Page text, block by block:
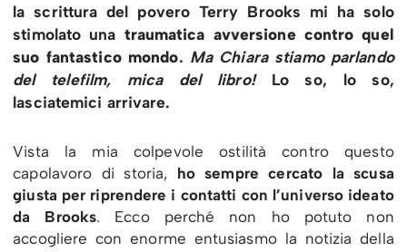
la scrittura del povero Terry Brooks mi ha solo
stimolato una traumatica avversione contro quel
suo fantastico mondo. Ma Chiara stiamo parlando
del telefilm, mica del libro!Lo so, lo so,
lasciatemici arrivare.
Vista la mia colpevole ostilità contro questo
capolavoro di storia, ho sempre cercato la scusa
giusta per riprendere i contatti con l’universo ideato
da Brooks. Ecco perché non ho potuto non
accogliere con enorme entusiasmo la notizia della